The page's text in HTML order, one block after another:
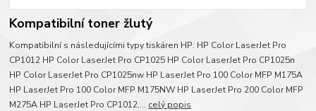
Kompatibilní toner žlutý
Kompatibilní s následujícími typy tiskáren HP: HP Color LaserJet Pro
CP1012 HP Color LaserJet Pro CP1025 HP Color LaserJet Pro CP1025n
HP Color LaserJet Pro CP1025nw HP LaserJet Pro 100 Color MFP M175A
HP LaserJet Pro 100 Color MFP M175NW HP LaserJet Pro 200 Color MFP
M275A HP LaserJet Pro CP1012,... celý popis